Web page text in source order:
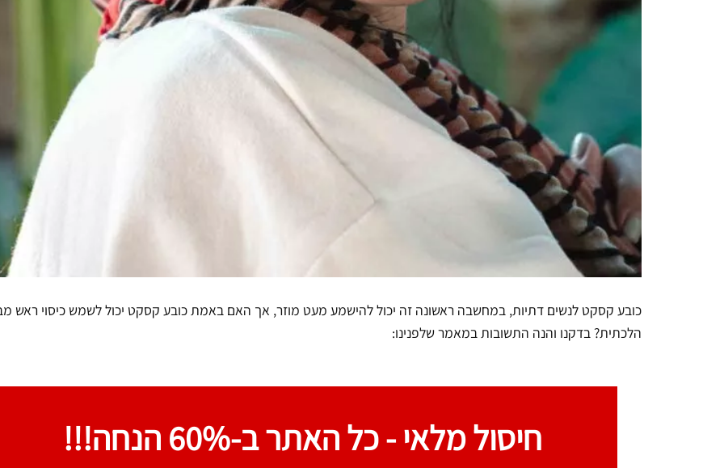
כובע קסקט לנשים דתיות, במחשבה ראשונה זה יכול להישמע מעט מוזר, אך האם באמת כובע קסקט יכול לשמש כיסוי ראש
הלכתית? בדקנו והנה התשובות במאמר שלפנינו:
חיסול מלאי -כל האתר ב-60% הנחה!!!